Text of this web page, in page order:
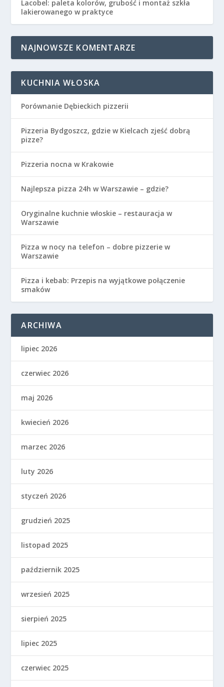
Lacobel: paleta kolorów, grubość i montaż szkła
lakierowanego w praktyce
NAJNOWSZE KOMENTARZE
KUCHNIA WŁOSKA
Porównanie Dębieckich pizzerii
Pizzeria Bydgoszcz, gdzie w Kielcach zjeść dobrą
pizze?
Pizzeria nocna w Krakowie
Najlepsza pizza 24h w Warszawie – gdzie?
Oryginalne kuchnie włoskie – restauracja w
Warszawie
Pizza w nocy na telefon – dobre pizzerie w
Warszawie
Pizza i kebab: Przepis na wyjątkowe połączenie
smaków
ARCHIWA
lipiec 2026
czerwiec 2026
maj 2026
kwiecień 2026
marzec 2026
luty 2026
styczeń 2026
grudzień 2025
listopad 2025
październik 2025
wrzesień 2025
sierpień 2025
lipiec 2025
czerwiec 2025